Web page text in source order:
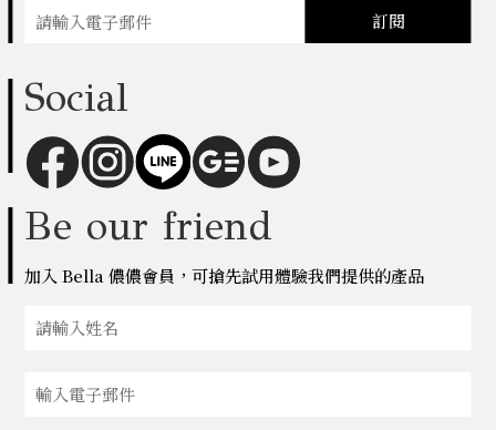
訂閱
Social
Be our friend
加入 Bella 儂儂會員，可搶先試用體驗我們提供的產品